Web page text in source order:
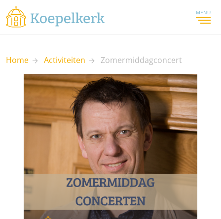
MENU
Home Activiteiten Zomermiddagconcert